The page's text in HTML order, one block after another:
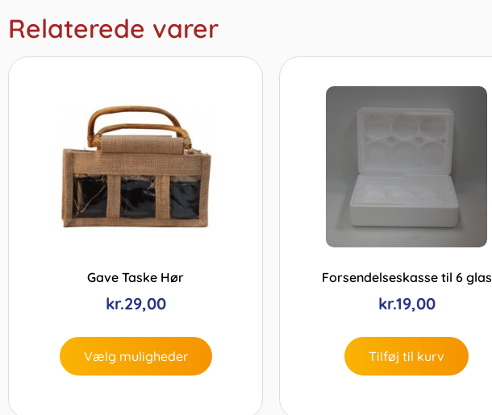
Relaterede varer
Gave Taske Hør
kr.29,00
Vælg muligheder
Forsendelseskasse til 6 glas
kr.19,00
Tilføj til kurv